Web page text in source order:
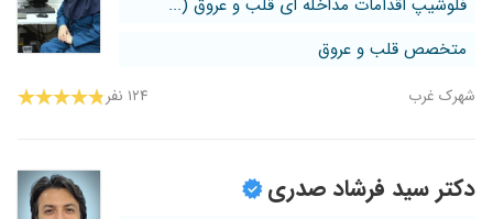
فلوشیپ اقدامات مداخله ای قلب و عروق (...
متخصص قلب و عروق
شهرک غرب ۱۲۴ نفر
دکتر سید فرشاد صدری